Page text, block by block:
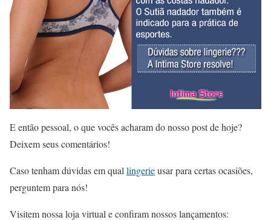
E então pessoal, o que vocês acharam do nosso post de hoje?
Deixem seus comentários!
Caso tenham dúvidas em qual lingerieusar para certas ocasiões,
perguntem para nós!
Visitem nossa loja virtual e confiram nossos lançamentos: